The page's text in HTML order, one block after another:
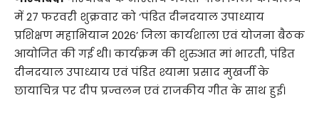
में 27 फरवरी शुक्रवार को ‘पंडित दीनदयाल उपाध्याय
प्रशिक्षण महाभियान 2026’ जिला कार्यशाला एवं योजना बैठक
आयोजित की गई थी। कार्यक्रम की शुरुआत मां भारती, पंडित
दीनदयाल उपाध्याय एवं पंडित श्यामा प्रसाद मुखर्जी के
छायाचित्र पर दीप प्रज्वलन एवं राजकीय गीत के साथ हुई।